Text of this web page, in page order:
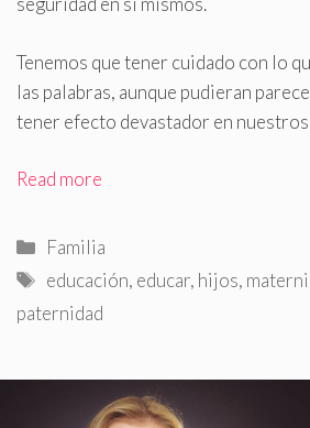
Tenemos que tener cuidado con lo
las palabras, aunque pudieran
tener efecto devastador en
Read more
Categorías
Familia
Etiquetas
educación, educar, hijos,
paternidad